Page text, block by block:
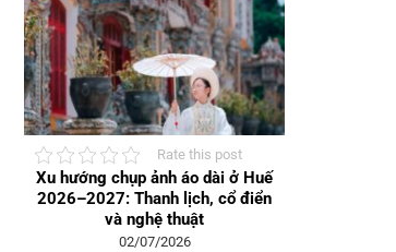
Rate this post
Xu hướng chụp ảnh áo dài ở Huế
2026–2027: Thanh lịch, cổ điển
và nghệ thuật
02/07/2026